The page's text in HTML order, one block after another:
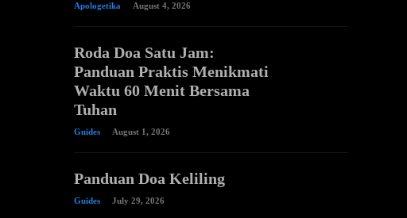
Apologetika August 4, 2026
Roda Doa Satu Jam:
Panduan Praktis Menikmati
Waktu 60 Menit Bersama
Tuhan
Guides August 1, 2026
Panduan Doa Keliling
Guides July 29, 2026